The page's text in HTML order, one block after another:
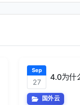
Sep
27
4.0为什
国外云